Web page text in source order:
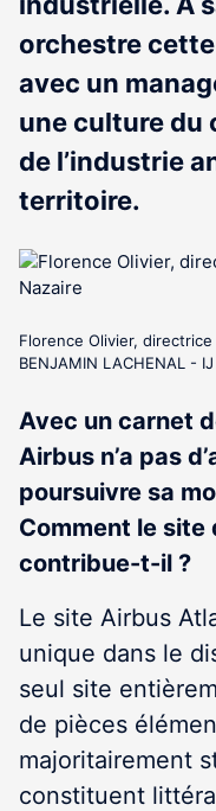
orchestre
avec un
une culture du
de l’industrie
territoire.
Florence Olivier,
BENJAMIN LACHENAL - IJ
Avec un carnet
Airbus n’a pas
poursuivre sa
Comment le site
contribue-t-il ?
Le site Airbus
unique dans le
seul site
de pièces
majoritairement
constituent